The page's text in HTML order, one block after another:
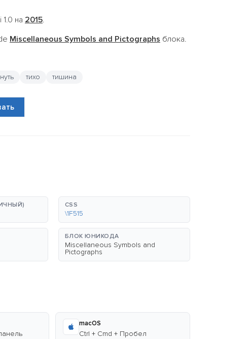
на 2015.
Miscellaneous Symbols and Pictographs блока.
тихо тишина
CSS
\1F515
БЛОК ЮНИКОДА
Miscellaneous Symbols and
Pictographs
macOS
Ctrl + Cmd + Пробел